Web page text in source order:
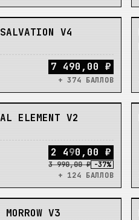
V4
7 490,00 ₽
+ 374 БАЛЛОВ
ELEMENT V2
2 490 , 00 ₽
3 990,00 ₽ -37%
+ 124 БАЛЛОВ
V3